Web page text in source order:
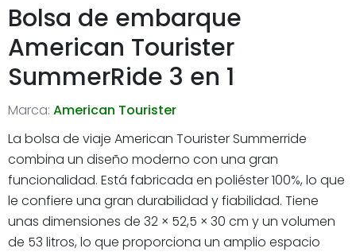
Bolsa de embarque
American Tourister
SummerRide 3 en 1
Marca: American Tourister
La bolsa de viaje American Tourister Summerride
combina un diseño moderno con una gran
funcionalidad. Está fabricada en poliéster 100%, lo que
le confiere una gran durabilidad y fiabilidad. Tiene
unas dimensiones de 32 × 52,5 × 30 cm y un volumen
de 53 litros, lo que proporciona un amplio espacio